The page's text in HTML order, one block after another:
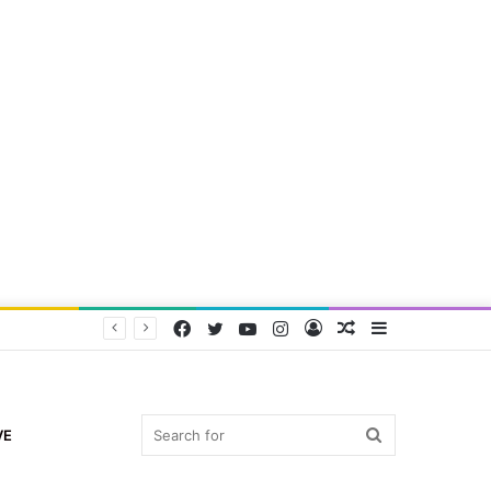
Random
Log
Instagram
YouTube
Twitter
Facebook